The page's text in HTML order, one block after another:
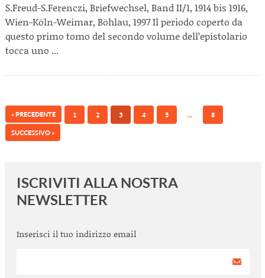
S.Freud-S.Ferenczi, Briefwechsel, Band II/1, 1914 bis 1916,
Wien-Köln-Weimar, Böhlau, 1997 Il periodo coperto da
questo primo tomo del secondo volume dell’epistolario
tocca uno ...
« PRECEDENTE 1 2 3 4 5 … 8
SUCCESSIVO »
ISCRIVITI ALLA NOSTRA
NEWSLETTER
Inserisci il tuo indirizzo email